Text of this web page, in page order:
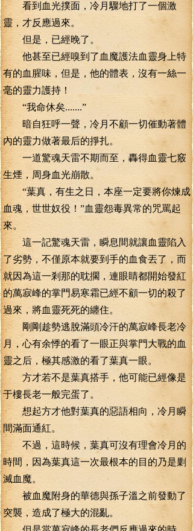
看到血光撲面，冷月驟地打了一個激
靈，才反應過來。
但是，已經晚了。
他甚至已經嗅到了血魔護法血靈身上特
有的血腥味，但是，他的體表，沒有一絲一
毫的靈力護持！
“我命休矣.......”
暗自狂呼一聲，冷月不顧一切催動著體
內的靈力做著最后的掙扎。
一道驚魂天雷不期而至，轟得血靈七竅
生煙，周身血光崩散。
“葉真，有生之日，本座一定要將你煉成
血魂，世世奴役！”血靈怨毒異常的咒罵起
來。
這一記驚魂天雷，瞬息間就讓血靈陷入
了劣勢，不僅原本就要到手的血食丟了，而
就因為這一剎那的耽擱，連眼睛都開始發紅
的萬寂峰的掌門易寒霜已經不顧一切的殺了
過來，將血靈死死的纏住。
剛剛趁勢逃脫滿頭冷汗的萬寂峰長老冷
月，心有余悸的看了一眼正與掌門大戰的血
靈之后，極其感激的看了葉真一眼。
方才若不是葉真搭手，他可能已經像是
于樓長老一般完蛋了。
想起方才他對葉真的惡語相向，冷月瞬
間滿面通紅。
不過，這時候，葉真可沒有理會冷月的
時間，因為葉真這一次最根本的目的乃是剿
滅血魔。
被血魔附身的華德與孫子溫之前發動了
突襲，造成了極大的混亂。